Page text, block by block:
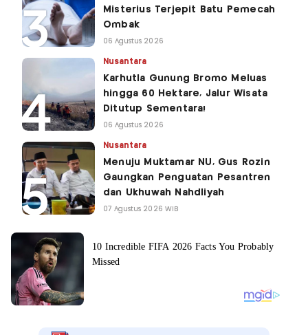
Misterius Terjepit Batu Pemecah
Ombak
06 Agustus 2026
Nusantara
Karhutla Gunung Bromo Meluas
hingga 60 Hektare, Jalur Wisata
Ditutup Sementara!
06 Agustus 2026
Nusantara
Menuju Muktamar NU, Gus Rozin
Gaungkan Penguatan Pesantren
dan Ukhuwah Nahdliyah
07 Agustus 2026 WIB